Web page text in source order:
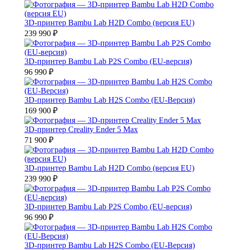
3D-принтер Bambu Lab H2D Combo (версия EU)
239 990 ₽
3D-принтер Bambu Lab P2S Combo (EU-версия)
96 990 ₽
3D-принтер Bambu Lab H2S Combo (EU-Версия)
169 900 ₽
3D-принтер Creality Ender 5 Max
71 900 ₽
3D-принтер Bambu Lab H2D Combo (версия EU)
239 990 ₽
3D-принтер Bambu Lab P2S Combo (EU-версия)
96 990 ₽
3D-принтер Bambu Lab H2S Combo (EU-Версия)